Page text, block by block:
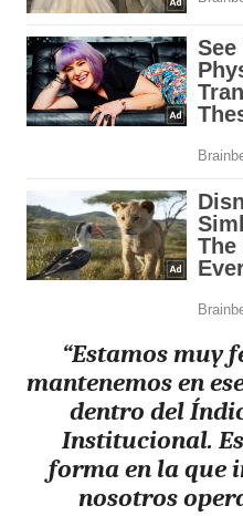
“Estamos muy
mantenemos en
dentro del
Institucional.
forma en la que
nosotros